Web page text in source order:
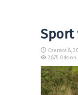
Sport
Czerwca 8,
2,875 Odsłon